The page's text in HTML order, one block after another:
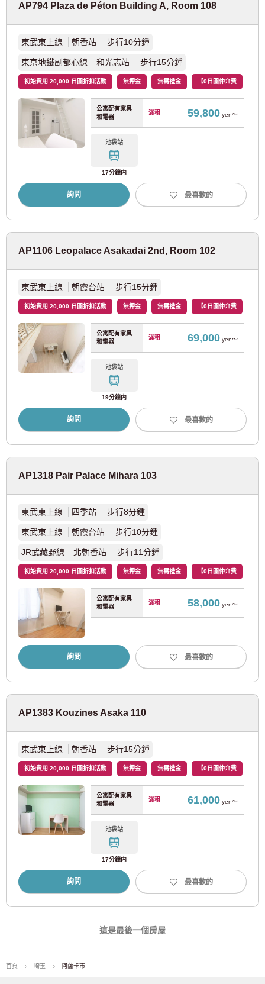
AP794 Plaza de Péton Building A, Room 108
東武東上線 朝香站 步行10分鍾
東京地鐵副都心線 和光志站 步行15分鍾
初始費用 20,000 日圓折扣活動 無押金 無需禮金 【0日圓仲介費
公寓配有家具
和電器
滿租 59,800yen～
池袋站
17分鐘内
詢問 最喜歡的
AP1106 Leopalace Asakadai 2nd, Room 102
東武東上線 朝霞台站 步行15分鍾
初始費用 20,000 日圓折扣活動 無押金 無需禮金 【0日圓仲介費
公寓配有家具
和電器
滿租 69,000yen～
池袋站
19分鐘内
詢問 最喜歡的
AP1318 Pair Palace Mihara 103
東武東上線 四季站 步行8分鍾
東武東上線 朝霞台站 步行10分鍾
JR武藏野線 北朝香站 步行11分鍾
初始費用 20,000 日圓折扣活動 無押金 無需禮金 【0日圓仲介費
公寓配有家具
和電器
滿租 58,000yen～
詢問 最喜歡的
AP1383 Kouzines Asaka 110
東武東上線 朝香站 步行15分鍾
初始費用 20,000 日圓折扣活動 無押金 無需禮金 【0日圓仲介費
公寓配有家具
和電器
滿租 61,000yen～
池袋站
17分鐘内
詢問 最喜歡的
這是最後一個房屋
首頁 埼玉 阿薩卡市
東急池上線 (34)
東急目黑線 (41)
東急新橫濱線 (3)
西武鐵道
西武池袋線 (91)
西武國分寺線 (4)
西武玉子線 (5)
京王電鐵
(20)
京王相模原線 (3)
京王高尾線 (1)
小田急小田原線 (80)
小田急多摩線
京成電鐵
京成千葉線 (11)
京成鬆戶線 (7)
京急電鐵
京急機場線 (4)
日 月 火 水 木 金
3
4 5 7
10
11 12 13 14 15
16
17
18 19 20 21 22
23
24
25
31
03-6712-4346
僅供預定入住者與居民使用
03-6712-4344